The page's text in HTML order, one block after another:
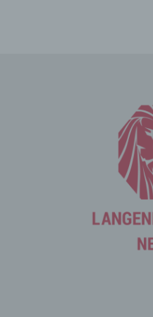
Internetbrowser oder
gelöscht werden. Dies ist
Internetbrowsern möglich.
Person die Setzung von
Internetbrowser, sind
Funktionen unserer
Erfassung von
und